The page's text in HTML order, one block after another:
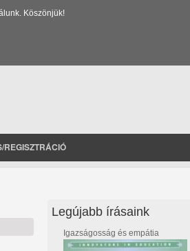
Köszönjük!
REGISZTRÁCIÓ
Legújabb írásaink
Igazságosság és empátia